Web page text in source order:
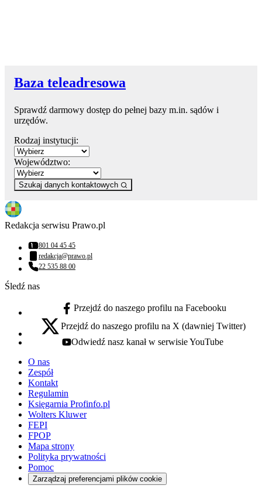
Baza teleadresowa
Sprawdź darmowy dostęp do pełnej bazy m.in. sądów i
urzędów.
Rodzaj instytucji:
Województwo:
Szukaj danych kontaktowych
Redakcja serwisu Prawo.pl
Numer telefonu:
801 04 45 45
Adres email:
redakcja@prawo.pl
Numer telefonu:
22 535 88 00
Śledź nas
facebook - otwiera się w nowej karcie
Przejdź do naszego profilu na Facebooku
x - otwiera się w nowej karcie
Przejdź do naszego profilu na X (dawniej Twitter)
youtube - otwiera się w nowej karcie
Odwiedź nasz kanał w serwisie YouTube
O nas
Zespół
Kontakt
Regulamin
Księgarnia Profinfo.pl
Wolters Kluwer
FEPI
FPOP
Mapa strony
Polityka prywatności
Pomoc
Zarządzaj preferencjami plików cookie